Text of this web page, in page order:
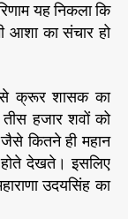
यह निकला कि
आशा का संचार हो
क्रूर शासक का
हजार शवों को
कितने ही महान
देखते। इसलिए
उदयसिंह का